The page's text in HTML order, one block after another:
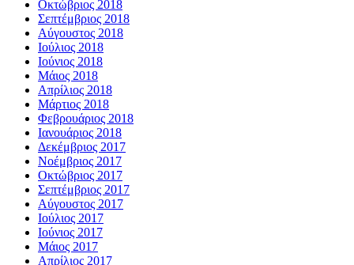
Οκτώβριος 2018
Σεπτέμβριος 2018
Αύγουστος 2018
Ιούλιος 2018
Ιούνιος 2018
Μάιος 2018
Απρίλιος 2018
Μάρτιος 2018
Φεβρουάριος 2018
Ιανουάριος 2018
Δεκέμβριος 2017
Νοέμβριος 2017
Οκτώβριος 2017
Σεπτέμβριος 2017
Αύγουστος 2017
Ιούλιος 2017
Ιούνιος 2017
Μάιος 2017
Απρίλιος 2017